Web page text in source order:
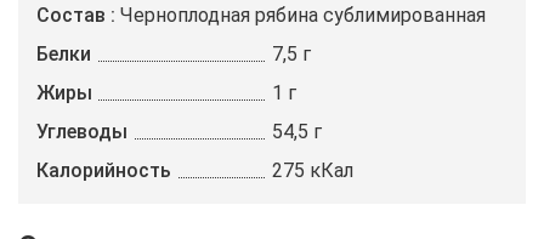
Состав
Черноплодная рябина сублимированная
Белки
7,5 г
Жиры
1 г
Углеводы
54,5 г
Калорийность
275 кКал